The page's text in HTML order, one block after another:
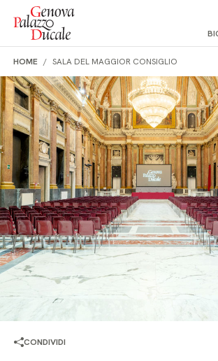
Salta al contenuto
HOME SALA DEL MAGGIOR CONSIGLIO
CONDIVIDI